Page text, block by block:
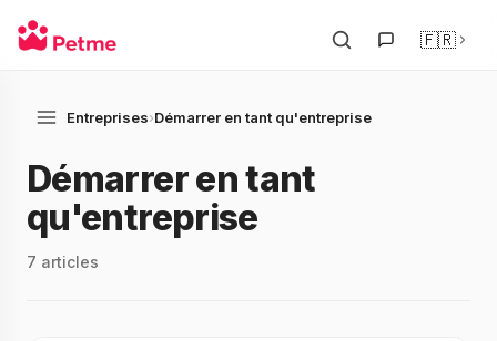
🇫🇷
Entreprises›Démarrer en tant qu'entreprise
Démarrer en tant
qu'entreprise
7 articles